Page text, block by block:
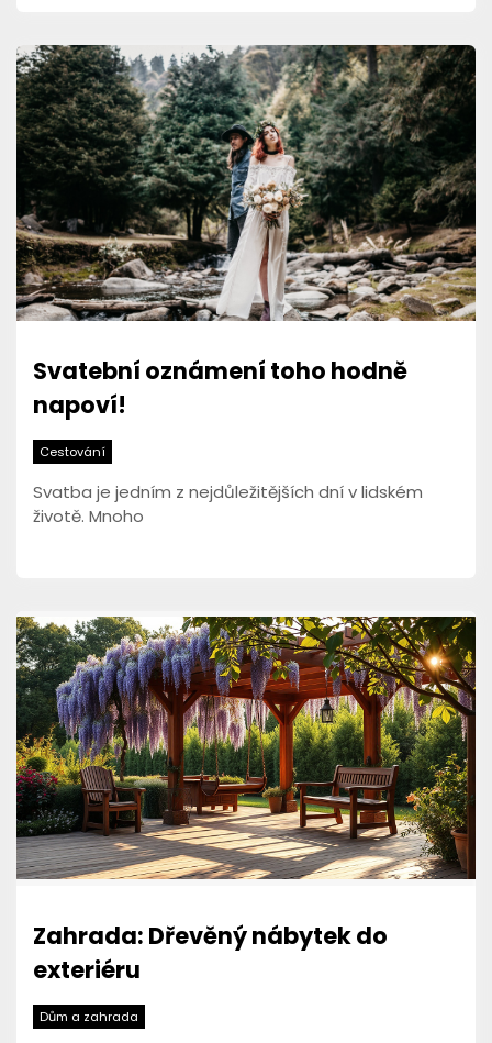
Svatební oznámení toho hodně
napoví!
Cestování
Svatba je jedním z nejdůležitějších dní v lidském
životě. Mnoho
Zahrada: Dřevěný nábytek do
exteriéru
Dům a zahrada